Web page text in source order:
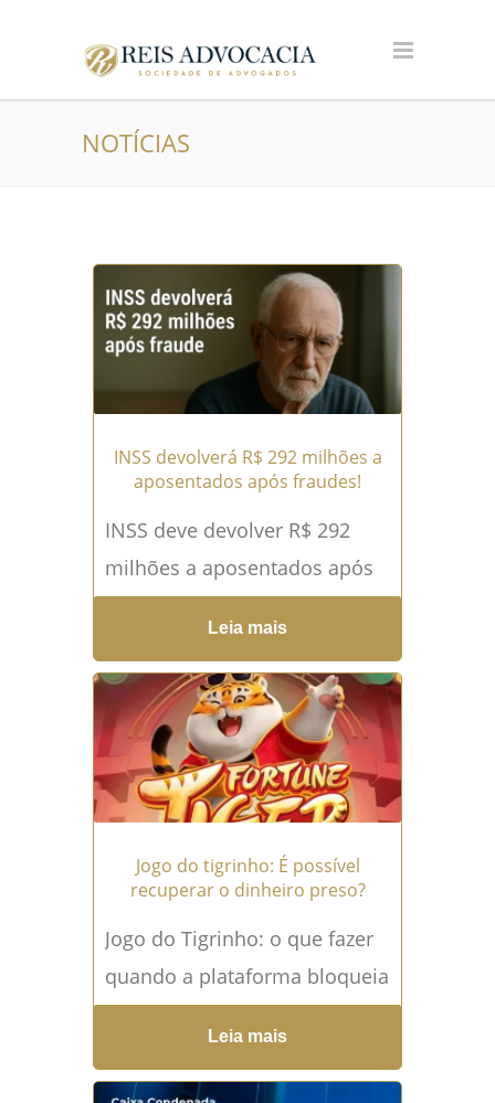
NOTÍCIAS
INSS devolverá R$ 292 milhões a
aposentados após fraudes!
INSS deve devolver R$ 292
milhões a aposentados após
fraudes em descontos! No
início de maio de 2025, o
Instituto Nacional do...Leia
mais →
Leia mais
Jogo do tigrinho: É possível
recuperar o dinheiro preso?
Jogo do Tigrinho: o que fazer
quando a plataforma bloqueia
o seu dinheiro? O bloqueio de
valores em plataformas
como...Leia mais →
Leia mais